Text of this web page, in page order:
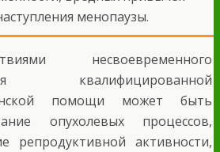
менопаузы.
несвоевременного
квалифицированной
помощи может быть
опухолевых процессов,
репродуктивной активности,